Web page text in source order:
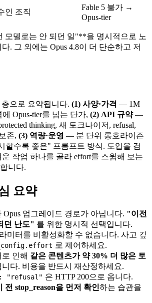
인 조직
Fable 5 불가 →
Opus-tier
모델로는 안 되던 일"**을 명시적으로 노
. 그 외에는 Opus 4.8이 더 단순하고 저
층으로 요약됩니다. (1) 사양·가격 — 1M
Opus-tier를 넘는 단가, (2) API 규약—
thinking, 새 토크나이저, refusal,
존, (3) 역량·운영 — 분 단위 롱호라이즌
할수록 좋은" 프롬프트 방식. 도입을 검
작업 하나를 골라 effort를 스윕해 보는
니다.
요약
Opus 업그레이드 경로가 아닙니다. "이전
던 난도" 를 위한 명시적 선택입니다.
미터를 비활성화할 수 없습니다. 사고 깊
로 제어하세요.
인해 같은 콘텐츠가 약 30% 더 많은 토
니다. 비용을 반드시 재산정하세요.
"refusal" 은 HTTP 200으로 옵니다.
전 stop_reason을 먼저 확인하는 습관을